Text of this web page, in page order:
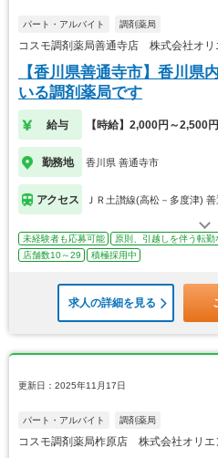
パート・アルバイト 調剤薬局
コスモ調剤薬局善通寺店 株式会社オリ
【香川県善通寺市】香川県
いる調剤薬局です
給与 【時給】2,000円～2,500円
勤務地 香川県 善通寺市
アクセス ＪＲ土讃線(高松－多度津)
未経験者も応募可能 原則、引越しを伴う転勤
店舗数10～29
積極採用中
求人の詳細を見る
更新日：2025年11月17日
パート・アルバイト 調剤薬局
コスモ調剤薬局柞原店 株式会社オリエ